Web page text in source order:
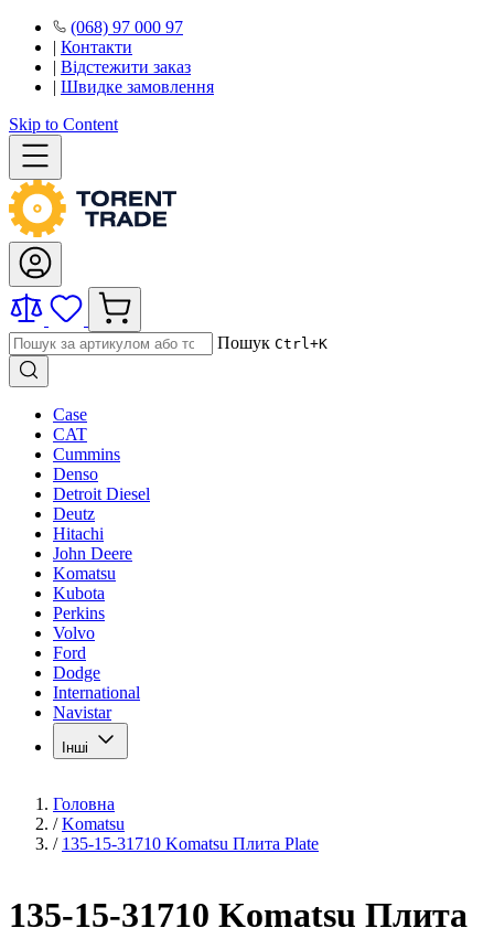
(068) 97 000 97
| Контакти
| Відстежити заказ
| Швидке замовлення
Skip to Content
Пошук Ctrl+K
Case
CAT
Cummins
Denso
Detroit Diesel
Deutz
Hitachi
John Deere
Komatsu
Kubota
Perkins
Volvo
Ford
Dodge
International
Navistar
Інші
Головна
/ Komatsu
/ 135-15-31710 Komatsu Плита Plate
135-15-31710 Komatsu Плита